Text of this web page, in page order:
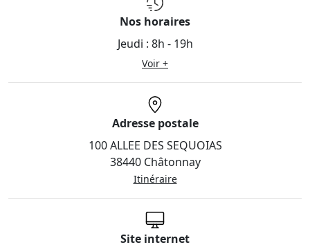
Nos horaires
Jeudi : 8h - 19h
Voir +
Adresse postale
100 ALLEE DES SEQUOIAS
38440 Châtonnay
Itinéraire
Site internet